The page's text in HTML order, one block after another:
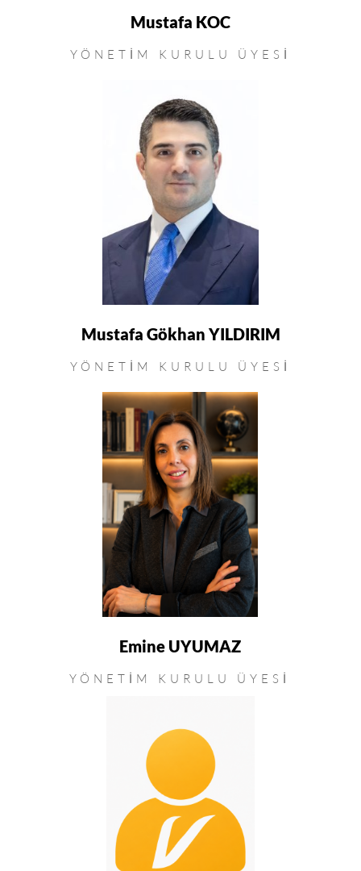
Mustafa KOC
YÖNETIM KURULU ÜYESI
Mustafa Gökhan YILDIRIM
YÖNETIM KURULU ÜYESI
Emine UYUMAZ
YÖNETIM KURULU ÜYESI